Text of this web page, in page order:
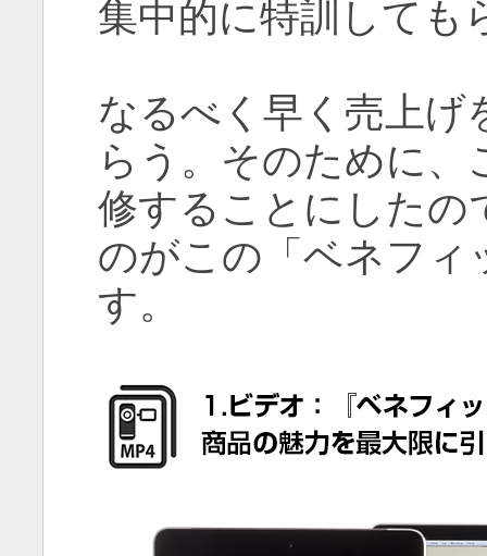
集中的に特訓しても
なるべく早く売上げ
らう。そのために、
修することにしたの
のがこの「ベネフィ
す。